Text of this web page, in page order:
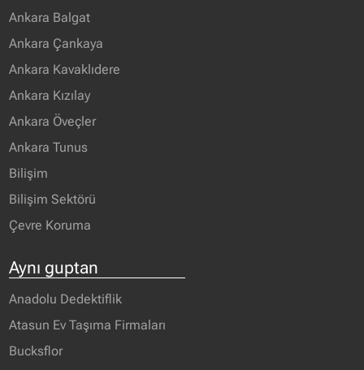
Ankara Balgat
Ankara Çankaya
Ankara Kavaklıdere
Ankara Kızılay
Ankara Öveçler
Ankara Tunus
Bilişim
Bilişim Sektörü
Çevre Koruma
Aynı guptan
Anadolu Dedektiflik
Atasun Ev Taşıma Firmaları
Bucksflor